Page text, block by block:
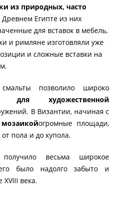
из природных, часто
Древнем Египте из них
для вставок в мебель,
и римляне изготовляли уже
и сложные вставки на
позволило широко
для художественной
В Византии, начиная с
огромные площади,
пола и до купола.
весьма широкое
было надолго забыто и
века.